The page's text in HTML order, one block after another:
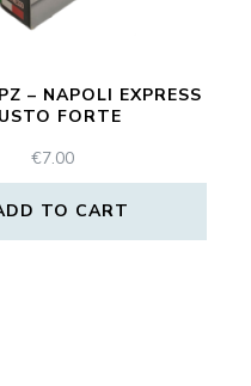
– NAPOLI EXPRESS
FORTE
€7.00
TO CART